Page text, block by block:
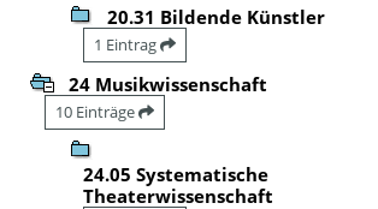
20.31 Bildende Künstler
1 Eintrag
24 Musikwissenschaft
10 Einträge
24.05 Systematische
Theaterwissenschaft